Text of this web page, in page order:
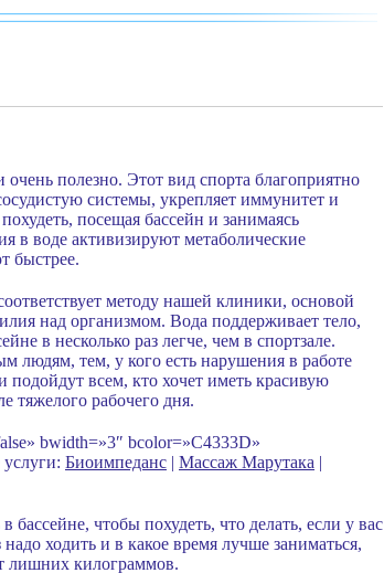
полезно. Этот вид спорта благоприятно
системы, укрепляет иммунитет и
посещая бассейн и занимаясь
в воде активизируют метаболические
быстрее.
методу нашей клиники, основой
над организмом. Вода поддерживает тело,
в несколько раз легче, чем в спортзале.
людям, тем, у кого есть нарушения в работе
подойдут всем, кто хочет иметь красивую
тяжелого рабочего дня.
bwidth=»3″ bcolor=»C4333D»
Биоимпеданс | Массаж Марутака |
чтобы похудеть, что делать, если у вас
ходить и в какое время лучше заниматься,
лишних килограммов.